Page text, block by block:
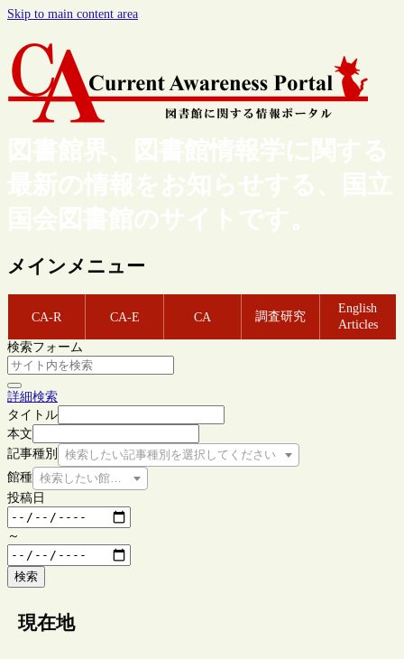
Skip to main content area
図書館界、図書館情報学に関する
最新の情報をお知らせする、国立
国会図書館のサイトです。
メインメニュー
CA-R CA-E CA 調査研究
English
Articles
検索フォーム
詳細検索
タイトル
本文
記事種別
検索したい記事種別を選択してください
館種 検索したい館種を選択してください
投稿日
～
検索
現在地